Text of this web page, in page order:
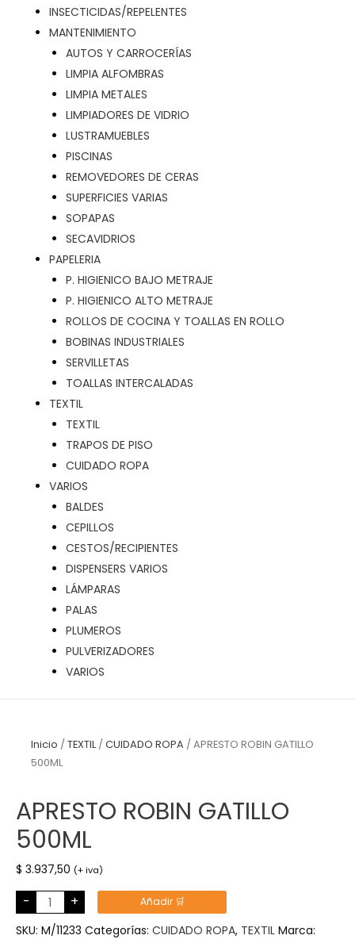
INSECTICIDAS/REPELENTES
MANTENIMIENTO
AUTOS Y CARROCERÍAS
LIMPIA ALFOMBRAS
LIMPIA METALES
LIMPIADORES DE VIDRIO
LUSTRAMUEBLES
PISCINAS
REMOVEDORES DE CERAS
SUPERFICIES VARIAS
SOPAPAS
SECAVIDRIOS
PAPELERIA
P. HIGIENICO BAJO METRAJE
P. HIGIENICO ALTO METRAJE
ROLLOS DE COCINA Y TOALLAS EN ROLLO
BOBINAS INDUSTRIALES
SERVILLETAS
TOALLAS INTERCALADAS
TEXTIL
TEXTIL
TRAPOS DE PISO
CUIDADO ROPA
VARIOS
BALDES
CEPILLOS
CESTOS/RECIPIENTES
DISPENSERS VARIOS
LÁMPARAS
PALAS
PLUMEROS
PULVERIZADORES
VARIOS
Inicio /TEXTIL/CUIDADO ROPA / APRESTO ROBIN GATILLO
500ML
APRESTO ROBIN GATILLO
500ML
$ 3.937,50 (+ iva)
- APRESTO
ROBIN
GATILLO
500ML
cantidad
+ Añadir 🛒
SKU: M/11233 Categorías: CUIDADO ROPA, TEXTIL Marca: